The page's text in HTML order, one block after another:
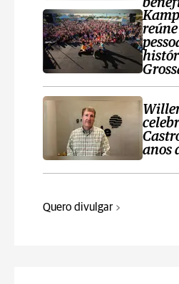
anos
Quero divulgar